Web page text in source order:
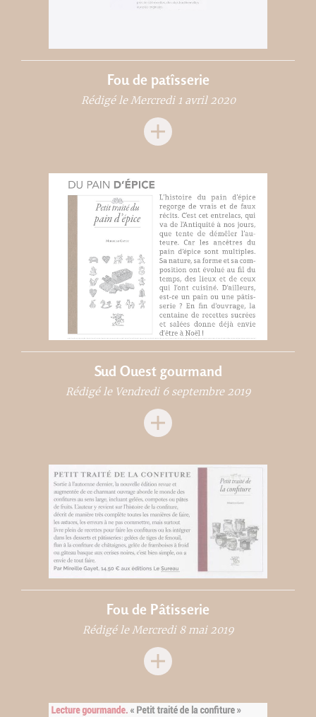
Fou de patîsserie
Rédigé le Mercredi 1 avril 2020
Sud Ouest gourmand
Rédigé le Vendredi 6 septembre 2019
Fou de Pâtisserie
Rédigé le Mercredi 8 mai 2019